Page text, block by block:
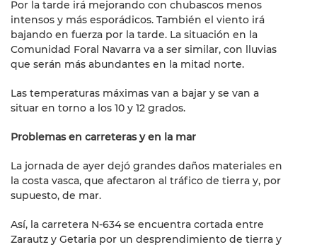
Por la tarde irá mejorando con chubascos menos
intensos y más esporádicos. También el viento irá
bajando en fuerza por la tarde. La situación en la
Comunidad Foral Navarra va a ser similar, con lluvias
que serán más abundantes en la mitad norte.
Las temperaturas máximas van a bajar y se van a
situar en torno a los 10 y 12 grados.
Problemas en carreteras y en la mar
La jornada de ayer dejó grandes daños materiales en
la costa vasca, que afectaron al tráfico de tierra y, por
supuesto, de mar.
Así, la carretera N-634 se encuentra cortada entre
Zarautz y Getaria por un desprendimiento de tierra y